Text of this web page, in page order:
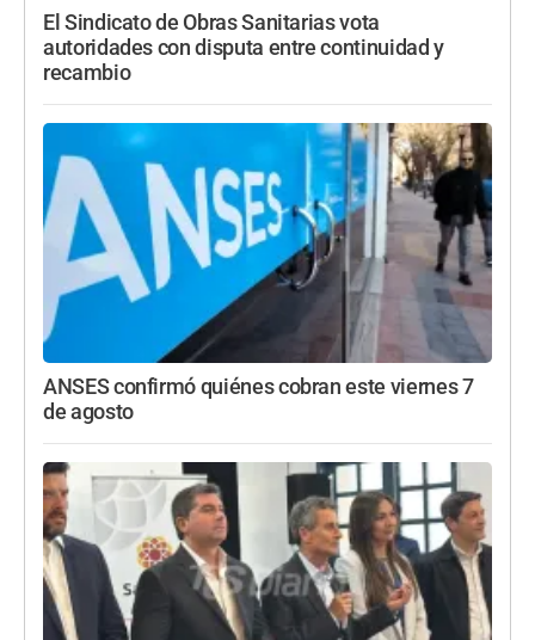
El Sindicato de Obras Sanitarias vota
autoridades con disputa entre continuidad y
recambio
ANSES confirmó quiénes cobran este viernes 7
de agosto